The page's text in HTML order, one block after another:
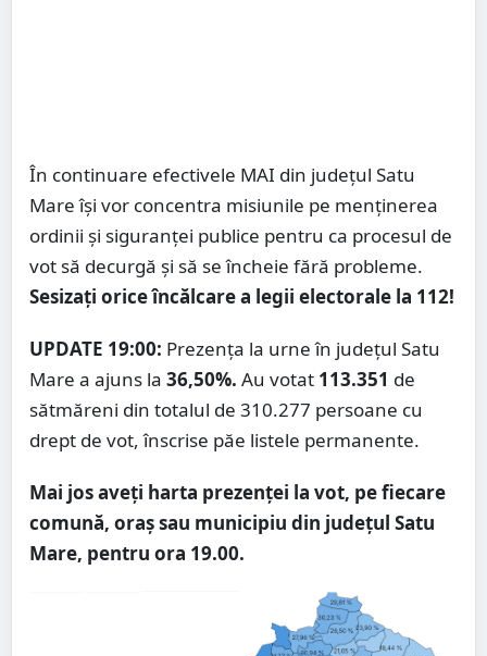
În continuare efectivele MAI din județul Satu
Mare își vor concentra misiunile pe menținerea
ordinii și siguranței publice pentru ca procesul de
vot să decurgă și să se încheie fără probleme.
Sesizați orice încălcare a legii electorale la 112!
UPDATE 19:00: Prezența la urne în județul Satu
Mare a ajuns la 36,50%. Au votat 113.351 de
sătmăreni din totalul de 310.277 persoane cu
drept de vot, înscrise păe listele permanente.
Mai jos aveți harta prezenței la vot, pe fiecare
comună, oraș sau municipiu din județul Satu
Mare, pentru ora 19.00.